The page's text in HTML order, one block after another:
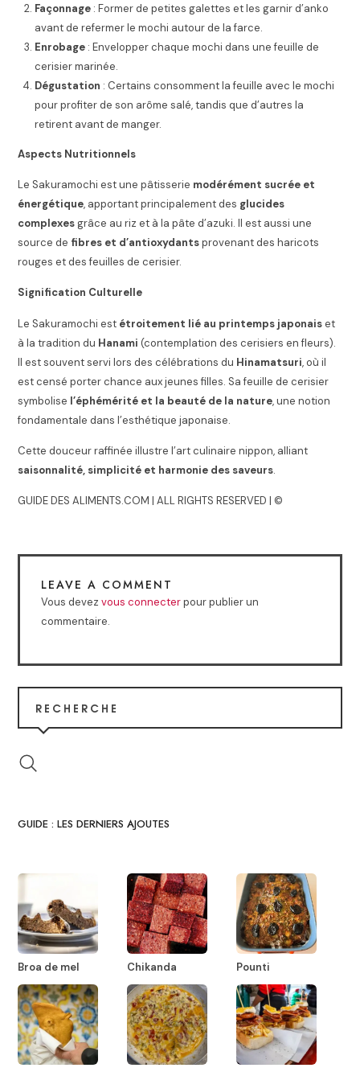
Façonnage : Former de petites galettes et les garnir d’anko
avant de refermer le mochi autour de la farce.
Enrobage : Envelopper chaque mochi dans une feuille de
cerisier marinée.
Dégustation : Certains consomment la feuille avec le mochi
pour profiter de son arôme salé, tandis que d’autres la
retirent avant de manger.
Aspects Nutritionnels
Le Sakuramochi est une pâtisserie modérément sucrée et
énergétique, apportant principalement des glucides
complexesgrâce au riz et à la pâte d’azuki. Il est aussi une
source de fibres et d’antioxydantsprovenant des haricots
rouges et des feuilles de cerisier.
Signification Culturelle
Le Sakuramochi est étroitement lié au printemps japonaiset
à la tradition du Hanami (contemplation des cerisiers en fleurs).
Il est souvent servi lors des célébrations du Hinamatsuri, où il
est censé porter chance aux jeunes filles. Sa feuille de cerisier
symbolise l’éphémérité et la beauté de la nature, une notion
fondamentale dans l’esthétique japonaise.
Cette douceur raffinée illustre l’art culinaire nippon, alliant
saisonnalité, simplicité et harmonie des saveurs.
GUIDE DES ALIMENTS.COM | ALL RIGHTS RESERVED | ©
LEAVE A COMMENT
Vous devezvous connecterpour publier un
commentaire.
RECHERCHE
GUIDE : LES DERNIERS AJOUTES
Broa de mel Chikanda Pounti